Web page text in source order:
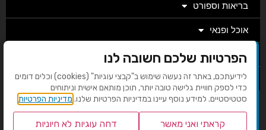
בריאות וספורט
אוכל ופנאי
מגזין
מערכת
הפרטיות שלכם חשובה לנו
לידיעתכם, באתר זה נעשה שימוש ב"קבצי עוגיות" (cookies) וכלים דומים
כדי לספק חוויית גלישה טובה יותר, תוכן מותאם אישית וניתוחים
סטטיסטיים. למידע נוסף עיינו במדיניות הפרטיות שלנו. מדיניות הפרטיות
קראתי ואני מאשר דחה עוגיות לא חיוניות